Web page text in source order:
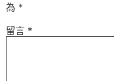
為 *
留言 *